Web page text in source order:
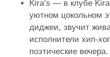
Kira’s — в клубе
уютном цокольном
диджеи, звучит
исполнители хип-
поэтические